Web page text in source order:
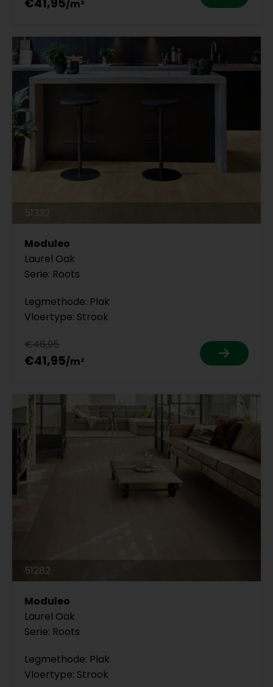
€41,95
51332
Moduleo
Laurel Oak
Serie: Roots
Legmethode: Plak
Vloertype: Strook
€46,95
€41,95
51282
Moduleo
Laurel Oak
Serie: Roots
Legmethode: Plak
Vloertype: Strook